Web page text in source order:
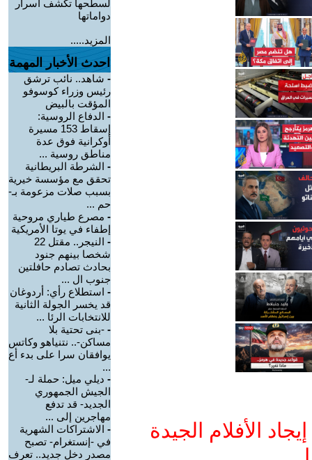
الأفلام الجيدة
لسطحها تكشف أسرار
دواماتها
المزيد.....
احدث الأخبار المهمة
- شاهد.. نائب ترشق
رئيس وزراء كوسوفو
المؤقت بالبيض
- الدفاع الروسية:
إسقاط 153 مسيرة
أوكرانية فوق عدة
مناطق روسية ...
- الشرطة البريطانية
تحقق مع مؤسسة خيرية
بسبب صلات مزعومة بـ-
حم ...
- مصرع طياري مروحية
إطفاء في يوتا الأمريكية
-
النيجر.. مقتل 22
شخصا بينهم جنود
بحادث تصادم حافلتين
جنوب ال ...
- استطلاع رأي: أردوغان
قد يخسر الجولة الثانية
للانتخابات الرئا ...
- -بنى تحتية بلا
مساكن-.. نتنياهو وكاتس
يوافقان سرا على بدء أع
...
- ديلي ميل: حملة لـ-
الجيش الجمهوري
الجديد- قد تدفع
مهاجرين إلى ...
- الاشتراكات الشهرية
في -إنستغرام- تصبح
مصدر دخل جديد.. تعرف